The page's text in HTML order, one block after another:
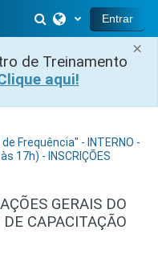
×
de Treinamento
aqui!
Alternar entrada
Entrar
Frequência" - INTERNO -
17h) - INSCRIÇÕES
GERAIS DO
CAPACITAÇÃO